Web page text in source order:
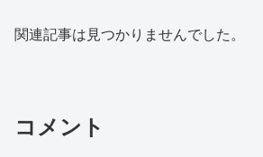
関連記事は見つかりませんでした。
コメント